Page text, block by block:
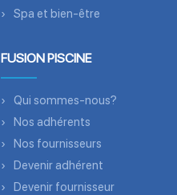
Spa et bien-être
FUSION PISCINE
Qui sommes-nous?
Nos adhérents
Nos fournisseurs
Devenir adhérent
Devenir fournisseur